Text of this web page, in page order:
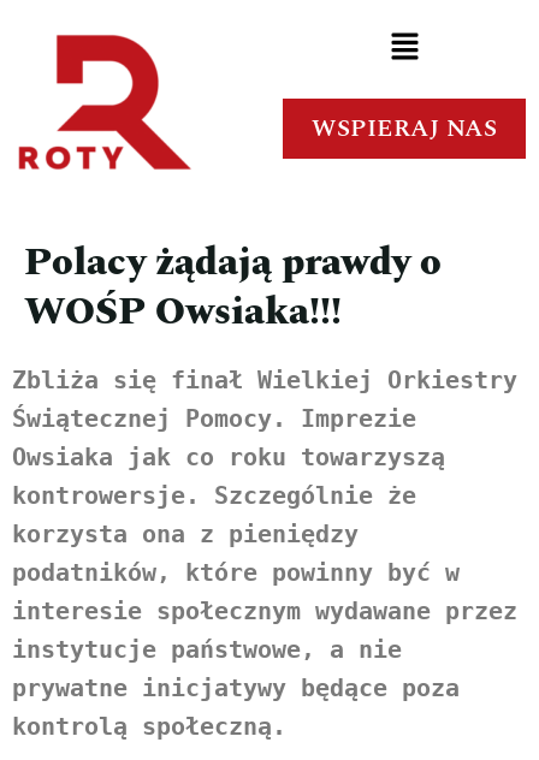
WSPIERAJ NAS
Polacy żądają prawdy o
WOŚP Owsiaka!!!
Zbliża się finał Wielkiej Orkiestry
Świątecznej Pomocy. Imprezie
Owsiaka jak co roku towarzyszą
kontrowersje. Szczególnie że
korzysta ona z pieniędzy
podatników, które powinny być w
interesie społecznym wydawane przez
instytucje państwowe, a nie
prywatne inicjatywy będące poza
kontrolą społeczną.